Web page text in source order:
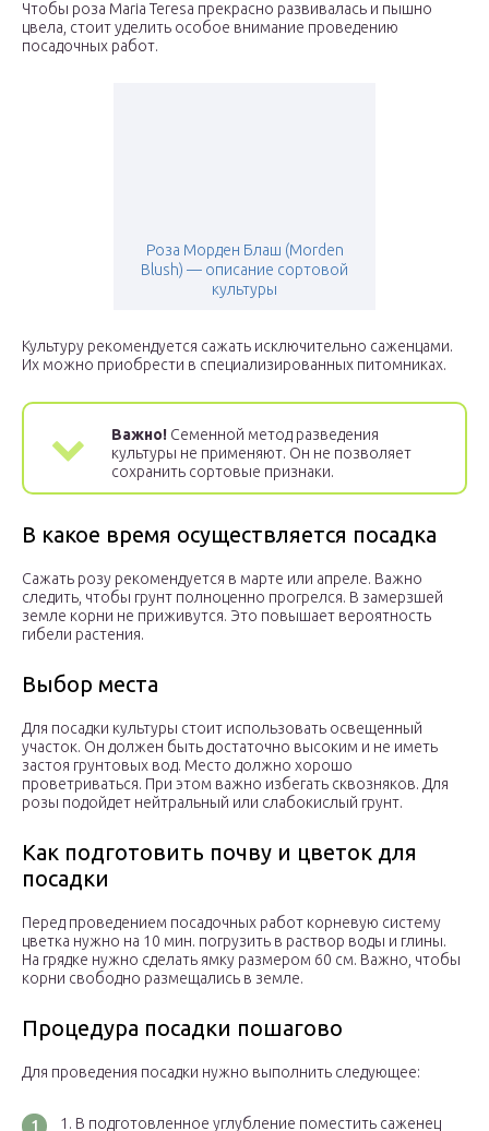
Чтобы роза Maria Teresa прекрасно развивалась и пышно
цвела, стоит уделить особое внимание проведению
посадочных работ.
Роза Морден Блаш (Morden
Blush) — описание сортовой
культуры
Культуру рекомендуется сажать исключительно саженцами.
Их можно приобрести в специализированных питомниках.
Важно! Семенной метод разведения
культуры не применяют. Он не позволяет
сохранить сортовые признаки.
В какое время осуществляется посадка
Сажать розу рекомендуется в марте или апреле. Важно
следить, чтобы грунт полноценно прогрелся. В замерзшей
земле корни не приживутся. Это повышает вероятность
гибели растения.
Выбор места
Для посадки культуры стоит использовать освещенный
участок. Он должен быть достаточно высоким и не иметь
застоя грунтовых вод. Место должно хорошо
проветриваться. При этом важно избегать сквозняков. Для
розы подойдет нейтральный или слабокислый грунт.
Как подготовить почву и цветок для
посадки
Перед проведением посадочных работ корневую систему
цветка нужно на 10 мин. погрузить в раствор воды и глины.
На грядке нужно сделать ямку размером 60 см. Важно, чтобы
корни свободно размещались в земле.
Процедура посадки пошагово
Для проведения посадки нужно выполнить следующее:
В подготовленное углубление поместить саженец